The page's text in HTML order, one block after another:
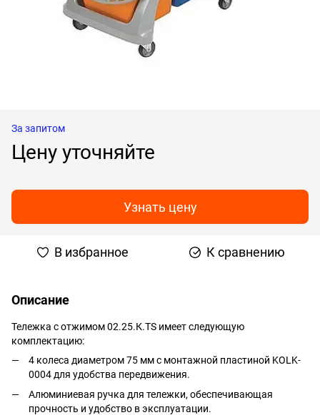
За запитом
Цену уточняйте
Узнать цену
В избранное К сравнению
Описание
Тележка с отжимом 02.25.К.TS имеет следующую
комплектацию:
4 колеса диаметром 75 мм с монтажной пластиной KOLK-
0004 для удобства передвижения.
Алюминиевая ручка для тележки, обеспечивающая
прочность и удобство в эксплуатации.